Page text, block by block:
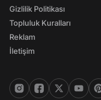
Gizlilik Politikası
Topluluk Kuralları
Reklam
İletişim